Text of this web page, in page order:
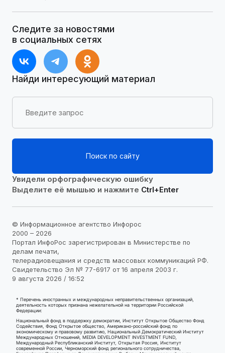
Следите за новостями
в социальных сетях
Найди интересующий материал
Поиск по сайту
Увидели орфографическую ошибку
Выделите её мышью и нажмите Ctrl+Enter
© Информационное агентство Инфорос
2000 – 2026
Портал ИнфоРос зарегистрирован в Министерстве по
делам печати,
телерадиовещания и средств массовых коммуникаций РФ.
Свидетельство Эл № 77-6917 от 16 апреля 2003 г.
9 августа 2026 / 16:52